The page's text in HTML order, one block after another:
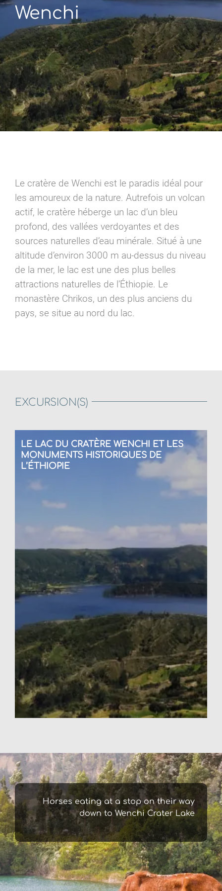
Wenchi
Le cratère de Wenchi est le paradis idéal pour
les amoureux de la nature. Autrefois un volcan
actif, le cratère héberge un lac d’un bleu
profond, des vallées verdoyantes et des
sources naturelles d’eau minérale. Situé à une
altitude d’environ 3000 m au-dessus du niveau
de la mer, le lac est une des plus belles
attractions naturelles de l’Éthiopie. Le
monastère Chrikos, un des plus anciens du
pays, se situe au nord du lac.
EXCURSION(S)
LE LAC DU CRATÈRE WENCHI ET LES
MONUMENTS HISTORIQUES DE
L’ÉTHIOPIE
Horses eating at a stop on their way
down to Wenchi Crater Lake